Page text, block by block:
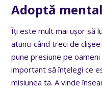
Adoptă
Îți este mult mai ușor să
atunci când treci de
pune presiune pe
important să înțelegi ce
misiunea ta. A vinde